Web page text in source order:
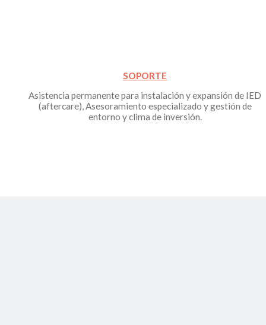
SOPORTE
Asistencia permanente para instalación y expansión de IED
(aftercare), Asesoramiento especializado y gestión de
entorno y clima de inversión.